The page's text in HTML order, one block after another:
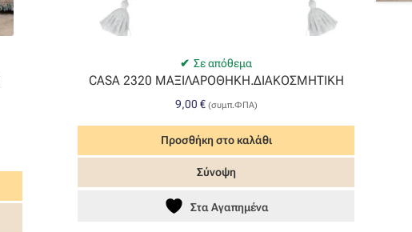
Σε απόθεμα
CASA 2320 ΜΑΞΙΛΑΡΟΘΗΚΗ.ΔΙΑΚΟΣΜΗΤΙΚΗ
9,00 € (συμπ.ΦΠΑ)
Προσθήκη στο καλάθι
Σύνοψη
Στα Αγαπημένα